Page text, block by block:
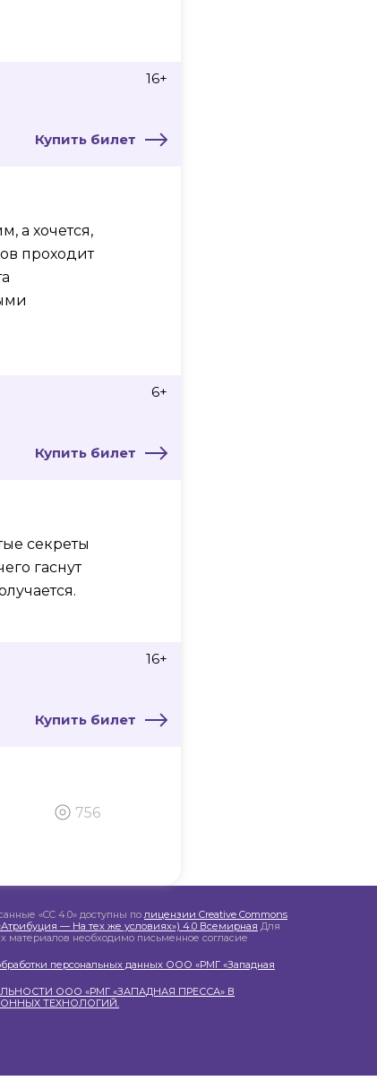
16+
Купить билет
а хочется,
проходит
6+
Купить билет
секреты
гаснут
16+
Купить билет
756
«CC 4.0» доступны полицензии Creative Commons
— На тех же условиях») 4.0 Всемирная Для
материалов необходимо письменное согласие
персональных данных ООО «РМГ «Западная
ООО «РМГ «ЗАПАДНАЯ ПРЕССА» В
ТЕХНОЛОГИЙ.